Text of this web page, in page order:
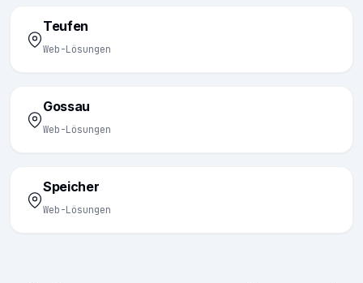
Teufen
Web-Lösungen
Gossau
Web-Lösungen
Speicher
Web-Lösungen